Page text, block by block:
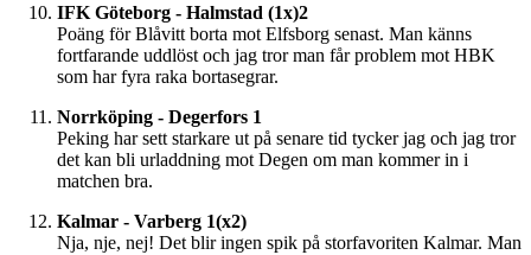
IFK Göteborg - Halmstad (1x)2
Poäng för Blåvitt borta mot Elfsborg senast. Man känns
fortfarande uddlöst och jag tror man får problem mot HBK
som har fyra raka bortasegrar.
Norrköping - Degerfors 1
Peking har sett starkare ut på senare tid tycker jag och jag tror
det kan bli urladdning mot Degen om man kommer in i
matchen bra.
Kalmar - Varberg 1(x2)
Nja, nje, nej! Det blir ingen spik på storfavoriten Kalmar. Man